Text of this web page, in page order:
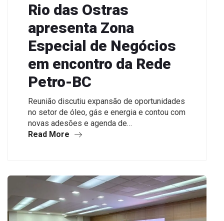
Rio das Ostras
apresenta Zona
Especial de Negócios
em encontro da Rede
Petro-BC
Reunião discutiu expansão de oportunidades
no setor de óleo, gás e energia e contou com
novas adesões e agenda de…
Read More